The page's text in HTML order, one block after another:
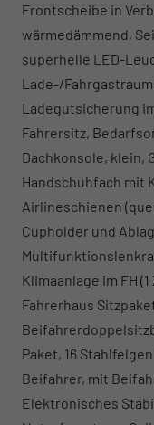
Frontscheibe in
wärmedämmend,
superhelle LED-
Lade-/
Ladegutsicherung
Fahrersitz,
Dachkonsole, klein,
Handschuhfach mit
Airlineschienen
Cupholder und
Klimaanlage im FH
Fahrerhaus
Paket, 16
Beifahrer, mit
Elektronisches